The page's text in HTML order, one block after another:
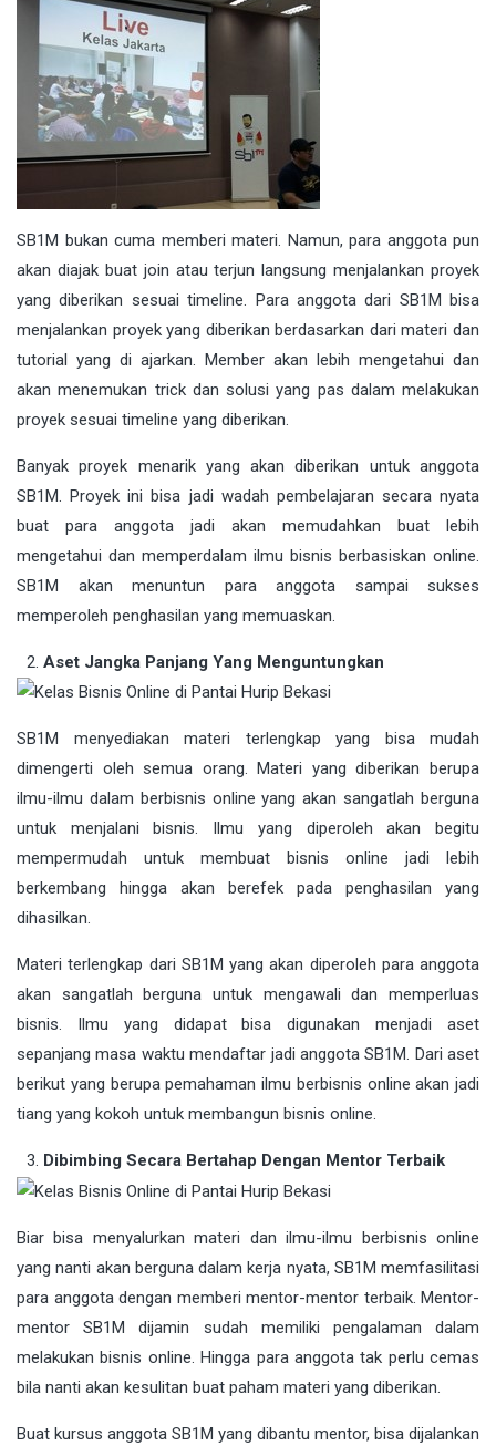
SB1M bukan cuma memberi materi. Namun, para anggota pun
akan diajak buat join atau terjun langsung menjalankan proyek
yang diberikan sesuai timeline. Para anggota dari SB1M bisa
menjalankan proyek yang diberikan berdasarkan dari materi dan
tutorial yang di ajarkan. Member akan lebih mengetahui dan
akan menemukan trick dan solusi yang pas dalam melakukan
proyek sesuai timeline yang diberikan.
Banyak proyek menarik yang akan diberikan untuk anggota
SB1M. Proyek ini bisa jadi wadah pembelajaran secara nyata
buat para anggota jadi akan memudahkan buat lebih
mengetahui dan memperdalam ilmu bisnis berbasiskan online.
SB1M akan menuntun para anggota sampai sukses
memperoleh penghasilan yang memuaskan.
Aset Jangka Panjang Yang Menguntungkan
SB1M menyediakan materi terlengkap yang bisa mudah
dimengerti oleh semua orang. Materi yang diberikan berupa
ilmu-ilmu dalam berbisnis online yang akan sangatlah berguna
untuk menjalani bisnis. Ilmu yang diperoleh akan begitu
mempermudah untuk membuat bisnis online jadi lebih
berkembang hingga akan berefek pada penghasilan yang
dihasilkan.
Materi terlengkap dari SB1M yang akan diperoleh para anggota
akan sangatlah berguna untuk mengawali dan memperluas
bisnis. Ilmu yang didapat bisa digunakan menjadi aset
sepanjang masa waktu mendaftar jadi anggota SB1M. Dari aset
berikut yang berupa pemahaman ilmu berbisnis online akan jadi
tiang yang kokoh untuk membangun bisnis online.
Dibimbing Secara Bertahap Dengan Mentor Terbaik
Biar bisa menyalurkan materi dan ilmu-ilmu berbisnis online
yang nanti akan berguna dalam kerja nyata, SB1M memfasilitasi
para anggota dengan memberi mentor-mentor terbaik. Mentor-
mentor SB1M dijamin sudah memiliki pengalaman dalam
melakukan bisnis online. Hingga para anggota tak perlu cemas
bila nanti akan kesulitan buat paham materi yang diberikan.
Buat kursus anggota SB1M yang dibantu mentor, bisa dijalankan